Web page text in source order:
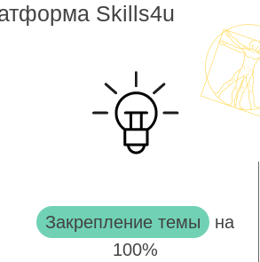
Skills4u
Закрепление темы на
100%